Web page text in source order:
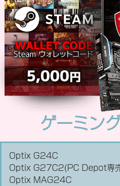
ゲーミン
Optix G24C
Optix G27C2(PC Depot専
Optix MAG24C